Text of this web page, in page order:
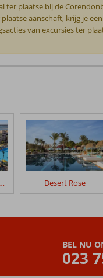
ter plaatse bij de
aanschaft, krijg je
van excursies ter
Pickalbatros Palace Resort Desert Rose
BEL NU
023